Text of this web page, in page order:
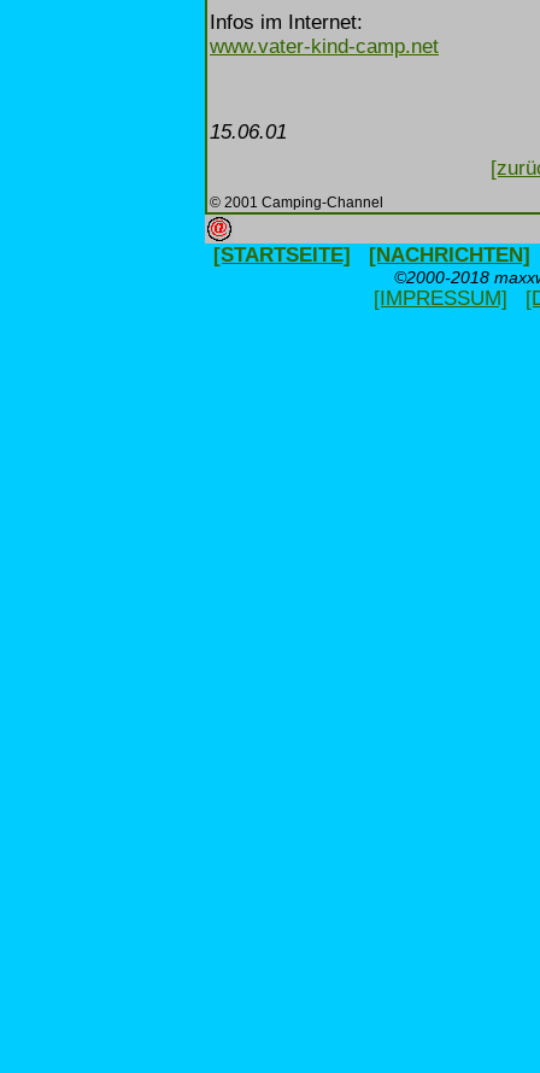
Infos im Internet:
www.vater-kind-camp.net
15.06.01
© 2001 Camping-Channel
[STARTSEITE] [NACHRICHTEN]
©2000-2018
[IMPRESSUM]